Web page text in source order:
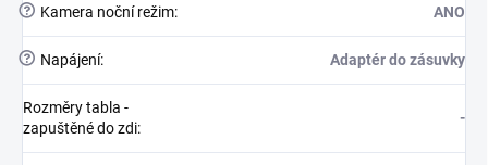
? Kamera noční režim: ANO
? Napájení: Adaptér do zásuvky
Rozměry tabla -
zapuštěné do zdi:
-